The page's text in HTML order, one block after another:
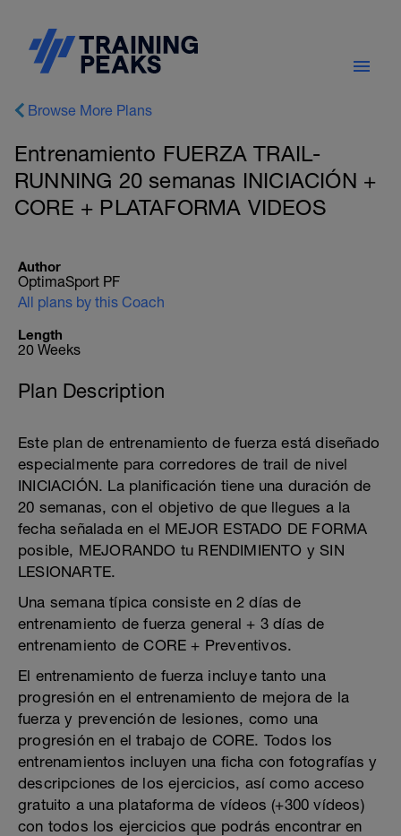
Browse More Plans
Entrenamiento FUERZA TRAIL-
RUNNING 20 semanas INICIACIÓN +
CORE + PLATAFORMA VIDEOS
Author
OptimaSport PF
All plans by this Coach
Length
20 Weeks
Plan Description
Este plan de entrenamiento de fuerza está diseñado
especialmente para corredores de trail de nivel
INICIACIÓN. La planificación tiene una duración de
20 semanas, con el objetivo de que llegues a la
fecha señalada en el MEJOR ESTADO DE FORMA
posible, MEJORANDO tu RENDIMIENTO y SIN
LESIONARTE.
Una semana típica consiste en 2 días de
entrenamiento de fuerza general + 3 días de
entrenamiento de CORE + Preventivos.
El entrenamiento de fuerza incluye tanto una
progresión en el entrenamiento de mejora de la
fuerza y prevención de lesiones, como una
progresión en el trabajo de CORE. Todos los
entrenamientos incluyen una ficha con fotografías y
descripciones de los ejercicios, así como acceso
gratuito a una plataforma de vídeos (+300 vídeos)
con todos los ejercicios que podrás encontrar en